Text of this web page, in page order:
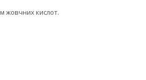
жовчних кислот.